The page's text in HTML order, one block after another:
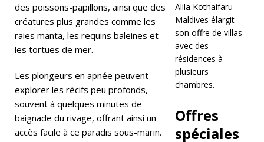
ti
ci
n
des poissons-papillons, ainsi que des
créatures plus grandes comme les
raies manta, les requins baleines et
les tortues de mer.
Les plongeurs en apnée peuvent
explorer les récifs peu profonds,
souvent à quelques minutes de
baignade du rivage, offrant ainsi un
accès facile à ce paradis sous-marin.
Alila Kothaifaru
Maldives élargit
son offre de villas
avec des
résidences à
plusieurs
chambres.
Offres
spéciales